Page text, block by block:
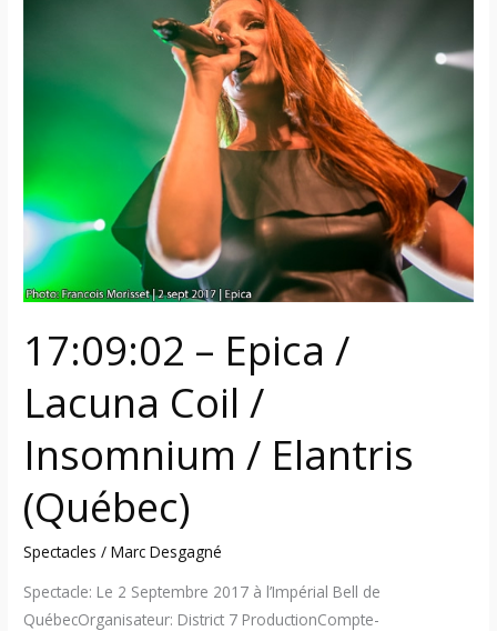
17:09:02 – Epica /
Lacuna Coil /
Insomnium / Elantris
(Québec)
Spectacles /Marc Desgagné
Spectacle: Le 2 Septembre 2017 à l’Impérial Bell de
QuébecOrganisateur: District 7 ProductionCompte-